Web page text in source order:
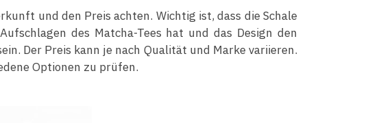
und den Preis achten. Wichtig ist, dass die Schale
des Matcha-Tees hat und das Design den
Der Preis kann je nach Qualität und Marke variieren.
Optionen zu prüfen.